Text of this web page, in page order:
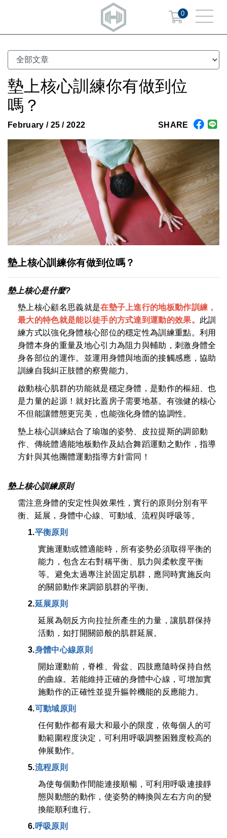
0
墊上核心訓練你有做到位
嗎？
February / 25 / 2022 SHARE
墊上核心訓練你有做到位嗎？
墊上核心是什麼?
墊上核心顧名思義就是在墊子上進行的地板動作訓練，
最大的特色就是能以徒手的方式達到運動的效果。 此訓
練方式以強化身體核心部位的穩定性為訓練重點。利用
身體本身的重量及地心引力為阻力與輔助，刺激身體全
身各部位的運作。並運用身體與地面的接觸感應，協助
訓練自我糾正肢體的察覺能力。
啟動核心肌群的功能就是穩定身體，是動作的樞紐、也
是力量的起源！就好比蓋房子需要地基。有強健的核心
不但能讓體態更完美，也能強化身體的協調性。
墊上核心訓練結合了瑜珈的姿勢、皮拉提斯的調節動
作、傳統體適能地板動作及結合舞蹈運動之動作，指導
方針與其他團體運動指導方針雷同！
墊上核心訓練原則
需注意身體的安定性與效果性，實行的原則分別有平
衡、延展，身體中心線、可動域、流程與呼吸等。
1.平衡原則
實施運動或體適能時，所有姿勢必須取得平衡的
能力，包含左右對稱平衡、肌力與柔軟度平衡
等。避免太過專注於固定肌群，應同時實施反向
的關節動作來調節肌群的平衡。
2.延展原則
延展為朝反方向拉扯所產生的力量，讓肌群保持
活動，如打開關節般的肌群延展。
3.身體中心線原則
開始運動前，脊椎、骨盆、四肢應隨時保持自然
的曲線。若能維持正確的身體中心線，可增加實
施動作的正確性並提升軀幹機能的反應能力。
4.可動域原則
任何動作都有最大和最小的限度，依每個人的可
動範圍程度決定，可利用呼吸調整困難度較高的
伸展動作。
5.流程原則
為使每個動作間能連接順暢，可利用呼吸連接靜
態與動態的動作，使姿勢的轉換與左右方向的變
換能順利進行。
6.呼吸原則